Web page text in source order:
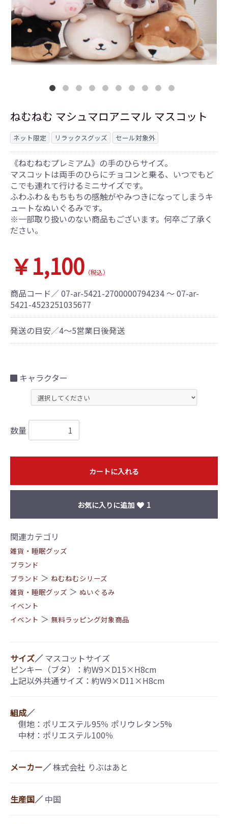
ねむねむ マシュマロアニマル マスコット
ネット限定 リラックスグッズ セール対象外
《ねむねむプレミアム》の手のひらサイズ。
マスコットは両手のひらにチョコンと乗る、いつでもど
こでも連れて行けるミニサイズです。
ふわふわ＆もちもちの感触がやみつきになってしまうキ
ュートなぬいぐるみです。
※一部取り扱いのない商品もございます。何卒ご了承く
ださい。
￥1,100 （税込）
商品コード／ 07-ar-5421-2700000794234 ～ 07-ar-
5421-4523251035677
発送の目安／4～5営業日後発送
キャラクター
数量
カートに入れる
お気に入りに追加 1
関連カテゴリ
雑貨・睡眠グッズ
ブランド
ブランド ＞ ねむねむシリーズ
雑貨・睡眠グッズ ＞ ぬいぐるみ
イベント
イベント ＞ 無料ラッピング対象商品
サイズ／ マスコットサイズ
ピンキー（ブタ）：約W9×D15×H8cm
上記以外共通サイズ：約W9×D11×H8cm
組成／
側地：ポリエステル95％ ポリウレタン5%
中材：ポリエステル100％
メーカー／株式会社 りぶはあと
生産国／ 中国